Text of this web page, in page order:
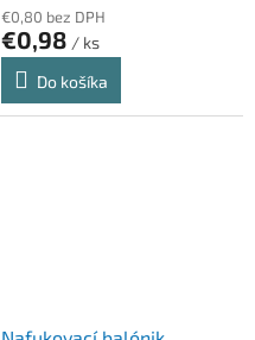
€0,80 bez DPH
€0,98 / ks
Do košíka